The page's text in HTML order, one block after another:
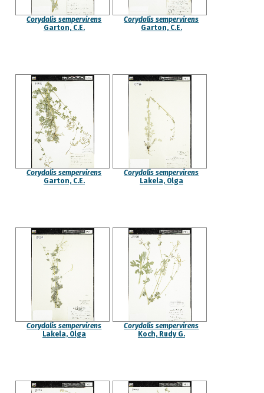
Corydalis sempervirens
Garton, C.E.
Corydalis sempervirens
Garton, C.E.
Corydalis sempervirens
Garton, C.E.
Corydalis sempervirens
Lakela, Olga
Corydalis sempervirens
Lakela, Olga
Corydalis sempervirens
Koch, Rudy G.